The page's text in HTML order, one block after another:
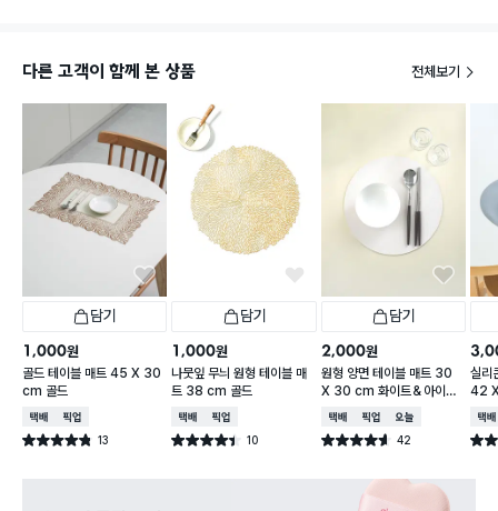
다른 고객이 함께 본 상품 전체보기
담기
1,000원
골드 테이블 매트 45 X 30
cm 골드
택배배송매장픽업
별점 4.8점 13
건 작성
담기
1,000원
나뭇잎 무늬 원형 테이블 매
트 38 cm 골드
택배배송매장픽업
별점 4.4점 10
건 작성
담기
2,000원
원형 양면 테이블 매트 30
X 30 cm 화이트＆아이보
리
택배배송매장픽업오늘배송
별점 4.6점 42
건 작성
실리
42
택배
별점